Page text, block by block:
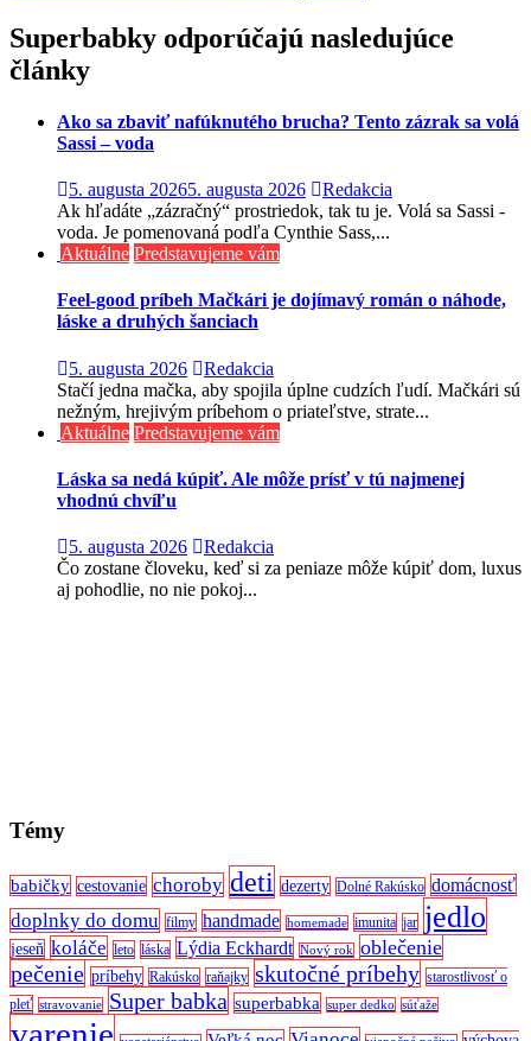
Superbabky odporúčajú nasledujúce
články
Ako sa zbaviť nafúknutého brucha? Tento zázrak sa volá
Sassi – voda
5. augusta 20265. augusta 2026
Redakcia
Ak hľadáte „zázračný“ prostriedok, tak tu je. Volá sa Sassi -
voda. Je pomenovaná podľa Cynthie Sass,...
Aktuálne Predstavujeme vám
Feel-good príbeh Mačkári je dojímavý román o náhode,
láske a druhých šanciach
5. augusta 2026
Redakcia
Stačí jedna mačka, aby spojila úplne cudzích ľudí. Mačkári sú
nežným, hrejivým príbehom o priateľstve, strate...
Aktuálne Predstavujeme vám
Láska sa nedá kúpiť. Ale môže prísť v tú najmenej
vhodnú chvíľu
5. augusta 2026
Redakcia
Čo zostane človeku, keď si za peniaze môže kúpiť dom, luxus
aj pohodlie, no nie pokoj...
Témy
babičky cestovanie choroby deti dezerty Dolné Rakúsko domácnosť
doplnky do domu filmy handmade homemade imunita jar jedlo
jeseň koláče leto láska Lýdia Eckhardt Nový rok oblečenie
pečenie príbehy Rakúsko raňajky skutočné príbehy starostlivosť o
pleť stravovanie Super babka superbabka super dedko súťaže